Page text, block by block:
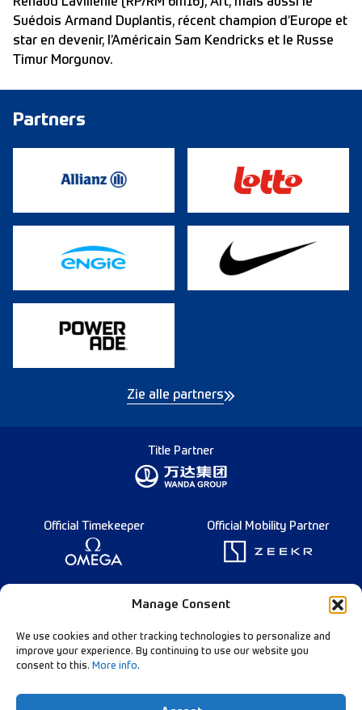
Manage Consent
We use cookies and other tracking technologies to personalize and
improve your experience. By continuing to use our website you
consent to this. More info.
Suédois Armand Duplantis, récent champion d’Europe et
star en devenir, l’Américain Sam Kendricks et le Russe
Timur Morgunov.
Partners
Zie alle partners
Title Partner
Official Timekeeper Official Mobility Partner
Founding Partner
Data Privacy